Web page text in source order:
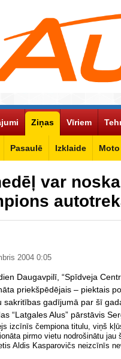
Ziņas
Pasaulē Izklaide Moto
Vīriem
var
2004 0:05
Daugavpilī, “Spīdveja
priekšpēdējais – piektais
sakritības gadījumā par šī
“Latgales Alus” pārstāvis
izcīnīs čempiona titulu, viņš
pirmo vietu nodrošinātu
Aldis Kasparovičs neizcīnīs